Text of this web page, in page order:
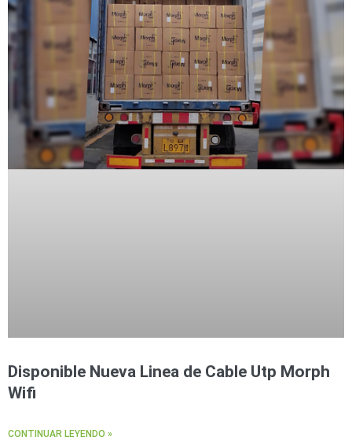
Cams
AccesoriosBody
Cams
(Portátiles)
Cámaras
Móviles
Dash
Cams
Videoporteros
e
Interfonos
Disponible Nueva Linea de Cable Utp Morph
Wifi
CONTINUAR LEYENDO »